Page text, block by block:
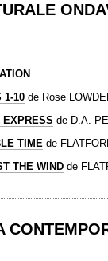
1-10 de Rose
EXPRESS de D.A.
TIME de
THE WIND de